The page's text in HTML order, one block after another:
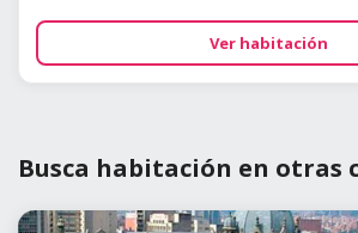
Ver habitación
Busca habitación en otras